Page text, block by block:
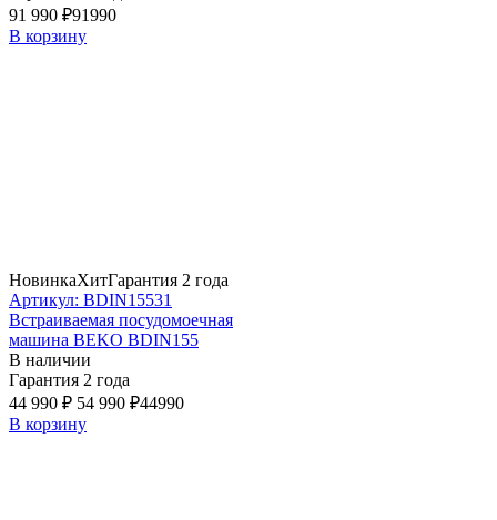
91 990 ₽91990
В корзину
НовинкаХитГарантия 2 года
Артикул: BDIN15531
Встраиваемая посудомоечная
машина BEKO BDIN155
В наличии
Гарантия 2 года
44 990 ₽ 54 990 ₽44990
В корзину